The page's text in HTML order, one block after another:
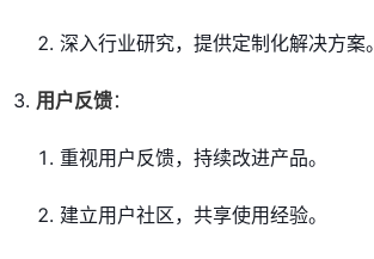
深入行业研究，提供定制化解决方案。
用户反馈：
重视用户反馈，持续改进产品。
建立用户社区，共享使用经验。